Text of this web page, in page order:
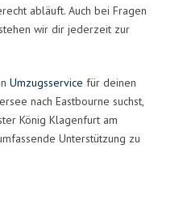
abläuft. Auch bei Fragen
wir dir jederzeit zur
Umzugsservice für deinen
nach Eastbourne suchst,
König Klagenfurt am
Unterstützung zu